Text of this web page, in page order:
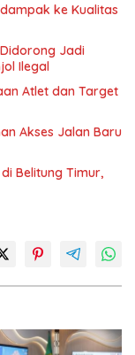
ke Kualitas
Didorong Jadi
Ilegal
Atlet dan Target
Akses Jalan Baru
Belitung Timur,